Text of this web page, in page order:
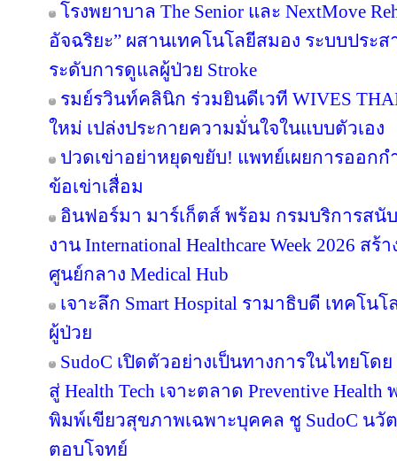
โรงพยาบาล The Senior และ NextMove
อัจฉริยะ” ผสานเทคโนโลยีสมอง ระบบประ
ระดับการดูแลผู้ป่วย Stroke
รมย์รวินท์คลินิก ร่วมยินดีเวที WIVES
ใหม่ เปล่งประกายความมั่นใจในแบบตัวเอง
ปวดเข่าอย่าหยุดขยับ! แพทย์เผยการออก
ข้อเข่าเสื่อม
อินฟอร์มา มาร์เก็ตส์ พร้อม กรมบริการส
งาน International Healthcare Week 2026
ศูนย์กลาง Medical Hub
เจาะลึก Smart Hospital รามาธิบดี เทคโน
ผู้ป่วย
SudoC เปิดตัวอย่างเป็นทางการในไทยโด
สู่ Health Tech เจาะตลาด Preventive
พิมพ์เขียวสุขภาพเฉพาะบุคคล ชู SudoC นวั
ตอบโจทย์